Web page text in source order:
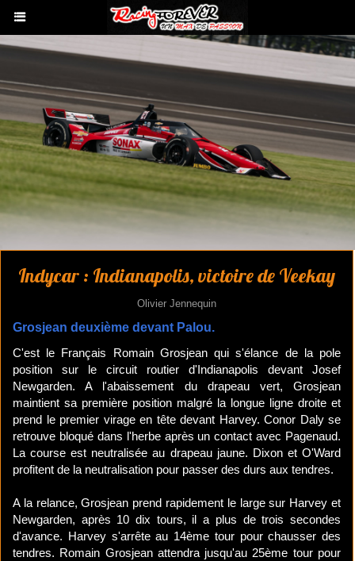
Indycar : Indianapolis, victoire de Veekay
Olivier Jennequin
Grosjean deuxième devant Palou.
C'est le Français Romain Grosjean qui s'élance de la pole
position sur le circuit routier d'Indianapolis devant Josef
Newgarden. A l'abaissement du drapeau vert, Grosjean
maintient sa première position malgré la longue ligne droite et
prend le premier virage en tête devant Harvey. Conor Daly se
retrouve bloqué dans l'herbe après un contact avec Pagenaud.
La course est neutralisée au drapeau jaune. Dixon et O'Ward
profitent de la neutralisation pour passer des durs aux tendres.
A la relance, Grosjean prend rapidement le large sur Harvey et
Newgarden, après 10 dix tours, il a plus de trois secondes
d'avance. Harvey s'arrête au 14ème tour pour chausser des
tendres. Romain Grosjean attendra jusqu'au 25ème tour pour